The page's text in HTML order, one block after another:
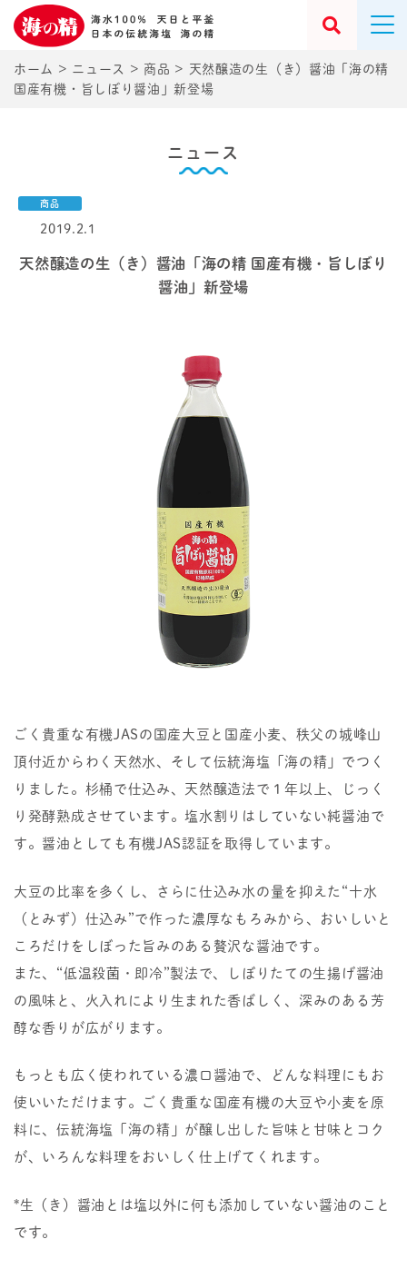
ホーム > ニュース > 商品 > 天然醸造の生（き）醤油「海の精
国産有機・旨しぼり醤油」新登場
ニュース
商品
2019.2.1
天然醸造の生（き）醤油「海の精 国産有機・旨しぼり
醤油」新登場
ごく貴重な有機JASの国産大豆と国産小麦、秩父の城峰山
頂付近からわく天然水、そして伝統海塩「海の精」でつく
りました。杉桶で仕込み、天然醸造法で１年以上、じっく
り発酵熟成させています。塩水割りはしていない純醤油で
す。醤油としても有機JAS認証を取得しています。
大豆の比率を多くし、さらに仕込み水の量を抑えた“十水
（とみず）仕込み”で作った濃厚なもろみから、おいしいと
ころだけをしぼった旨みのある贅沢な醤油です。
また、“低温殺菌・即冷”製法で、しぼりたての生揚げ醤油
の風味と、火入れにより生まれた香ばしく、深みのある芳
醇な香りが広がります。
もっとも広く使われている濃口醤油で、どんな料理にもお
使いいただけます。ごく貴重な国産有機の大豆や小麦を原
料に、伝統海塩「海の精」が醸し出した旨味と甘味とコク
が、いろんな料理をおいしく仕上げてくれます。
*生（き）醤油とは塩以外に何も添加していない醤油のこと
です。